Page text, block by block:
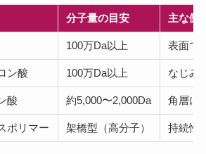
分子量の目安 主な働
100万Da以上 表面で
ン酸 100万Da以上 なじみ
酸 約5,000〜2,000Da 角層に
ポリマー 架橋型（高分子） 持続性